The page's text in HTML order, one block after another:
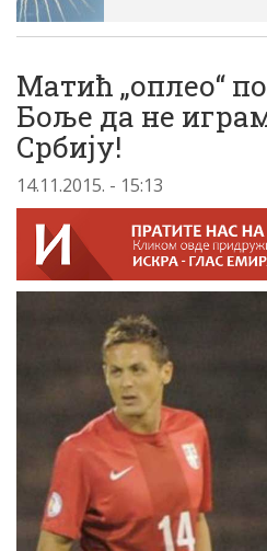
Матић „оплео“
Боље да не
Србију!
14.11.2015. - 15:13